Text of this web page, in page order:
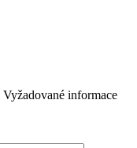
Vyžadované informace